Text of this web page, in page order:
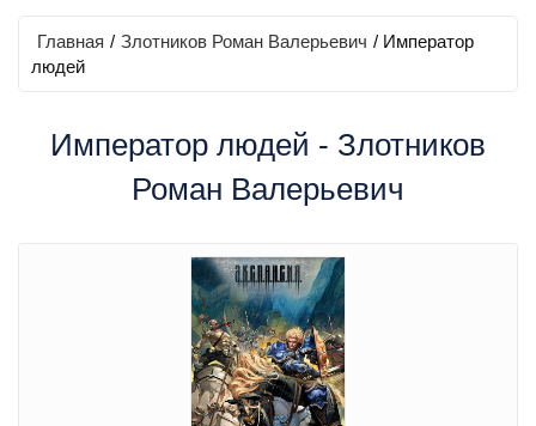
Главная / Злотников Роман Валерьевич / Император
людей
Император людей - Злотников
Роман Валерьевич